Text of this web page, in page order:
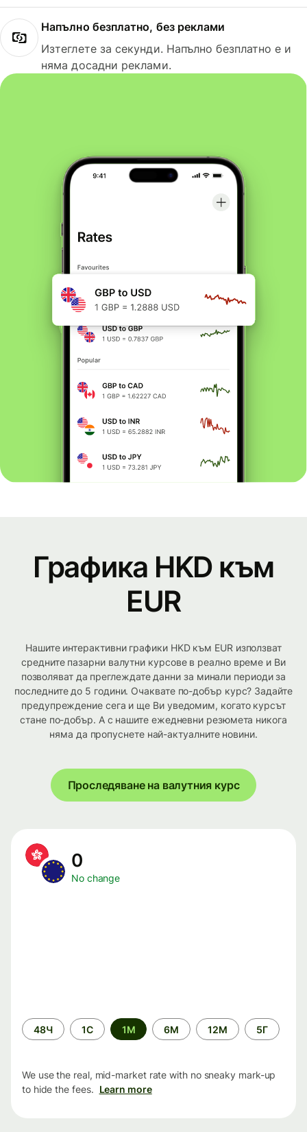
Напълно безплатно, без реклами
Изтеглете за секунди. Напълно безплатно е и
няма досадни реклами.
Графика HKD към
EUR
Нашите интерактивни графики HKD към EUR използват
средните пазарни валутни курсове в реално време и Ви
позволяват да преглеждате данни за минали периоди за
последните до 5 години. Очаквате по-добър курс? Задайте
предупреждение сега и ще Ви уведомим, когато курсът
стане по-добър. А с нашите ежедневни резюмета никога
няма да пропуснете най-актуалните новини.
Проследяване на валутния курс
0
No change
Time
period
48Ч 1С 1М 6М 12М 5Г
We use the real, mid-market rate with no sneaky mark-up
to hide the fees. Learn more